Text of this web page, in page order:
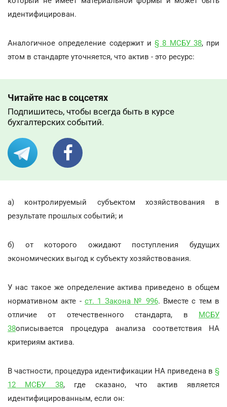
идентифицирован.
Аналогичное определение содержит и § 8 МСБУ 38, при
этом в стандарте уточняется, что актив - это ресурс:
Читайте нас в соцсетях
Подпишитесь, чтобы всегда быть в курсе
бухгалтерских событий.
a) контролируемый субъектом хозяйствования в
результате прошлых событий; и
б) от которого ожидают поступления будущих
экономических выгод к субъекту хозяйствования.
У нас такое же определение актива приведено в общем
нормативном акте - ст. 1 Закона № 996. Вместе с тем в
отличие от отечественного стандарта, в МСБУ
38описывается процедура анализа соответствия НА
критериям актива.
В частности, процедура идентификации НА приведена в §
12 МСБУ 38, где сказано, что актив является
идентифицированным, если он: